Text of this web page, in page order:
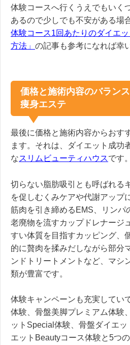
体験コースへ行くうえでもいく
あるので少しでも不安がある場
体験コース1回あたりのダイエ
方法」 の記事も参考になれば幸
価格と施術内容のバラン
痩身エステ
最後に価格と施術内容からおす
ます。それは、ダイエット成功
なスリムビューティハウスです。
切らない脂肪吸引とも呼ばれる
を促しむくみケアや代謝アップ
筋肉を引き締めるEMS、リンパ
老廃物を流すカップドレナージ
すい体質を目指すカッピング、
的に贅肉を揉みだしながら部分
ンドトリートメントなど、マシ
類が豊富です。
体験キャンペーンも充実してい
体験、骨盤美脚プレミアム体験
ットSpecial体験、骨盤ダイエ
エットBeautyコース体験と5つ